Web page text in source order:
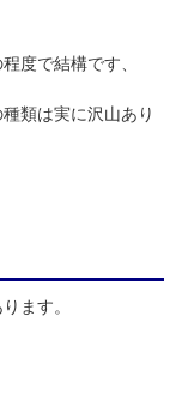
度で結構です、
類は実に沢山あり
ます。